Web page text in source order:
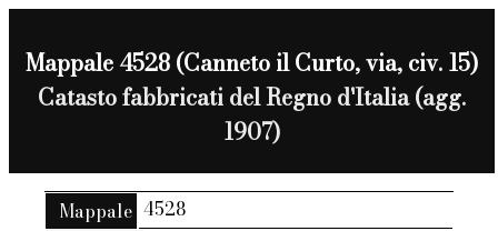
Mappale 4528 (Canneto il Curto, via, civ. 15)
Catasto fabbricati del Regno d'Italia (agg.
1907)
Mappale 4528